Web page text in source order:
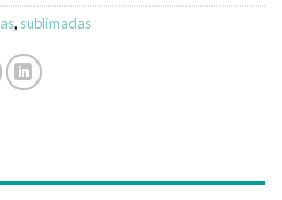
, sublimadas